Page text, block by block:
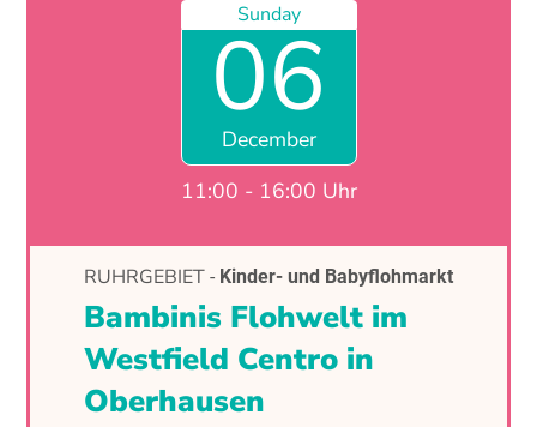
Sunday
06
December
11:00 - 16:00 Uhr
RUHRGEBIET - Kinder- und Babyflohmarkt
Bambinis Flohwelt im
Westfield Centro in
Oberhausen